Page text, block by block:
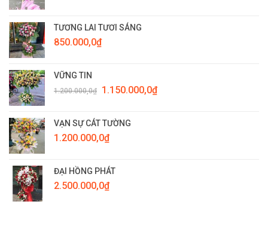
TƯƠNG LAI TƯƠI SÁNG
850.000,0₫
VỮNG TIN
1.200.000,0₫
Giá
1.200.000,0₫.
1.150.000,0₫Giá
VẠN SỰ CÁT TƯỜNG
1.200.000,0₫
ĐẠI HỒNG PHÁT
2.500.000,0₫